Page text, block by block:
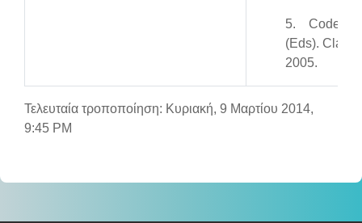
5. Code C,
(Eds).
2005.
Τελευταία τροποποίηση: Κυριακή, 9 Μαρτίου 2014,
9:45 PM